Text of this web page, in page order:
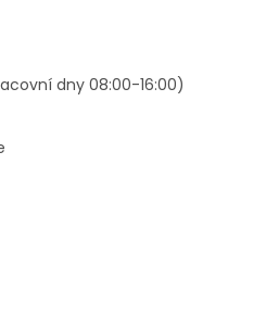
dny 08:00-16:00)